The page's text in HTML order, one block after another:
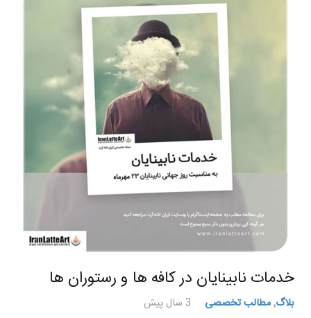
خدمات نابینایان در کافه ها و رستوران ها
بلاگ,مطالب تخصصی 3 سال پیش